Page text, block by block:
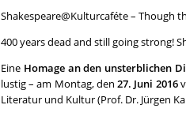
Shakespeare@Kulturcaféte – Though
400 years dead and still going strong!
Eine Homage an den unsterblichen
lustig – am Montag, den27. Juni 2016
Literatur und Kultur (Prof. Dr. Jürgen